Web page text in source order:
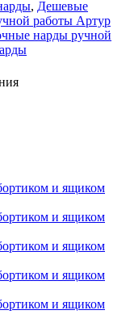
, Дешевые
работы Артур
нарды ручной
и ящиком
и ящиком
и ящиком
и ящиком
и ящиком